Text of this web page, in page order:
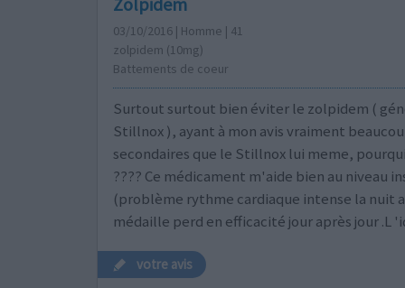
03/10/2016 | Homme | 41
zolpidem (10mg)
Battements de coeur
Surtout surtout bien éviter le zolpidem (
Stillnox ), ayant à mon avis vraiment
secondaires que le Stillnox lui meme,
???? Ce médicament m'aide bien au niveau
(problème rythme cardiaque intense la nuit
médaille perd en efficacité jour après jour .L
votre avis